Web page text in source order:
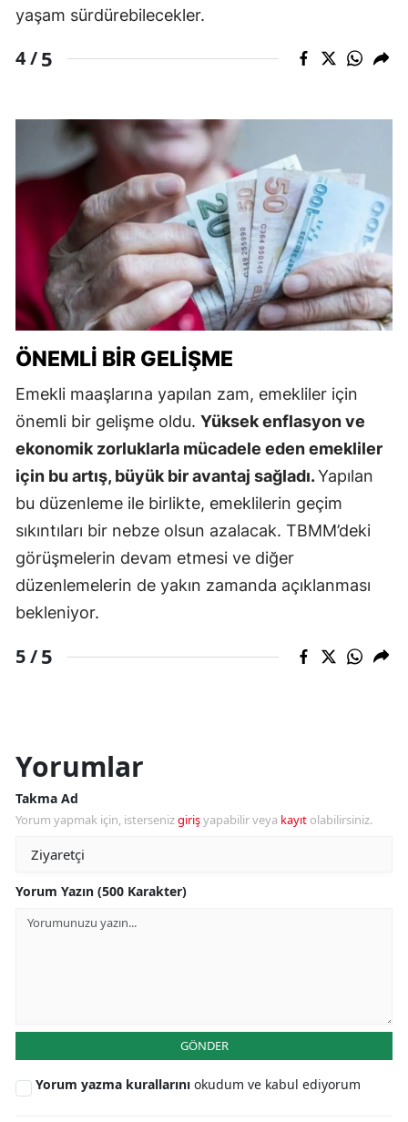
yaşam sürdürebilecekler.
4 /5
ÖNEMLİ BİR GELİŞME
Emekli maaşlarına yapılan zam, emekliler için
önemli bir gelişme oldu. Yüksek enflasyon ve
ekonomik zorluklarla mücadele eden emekliler
için bu artış, büyük bir avantaj sağladı.Yapılan
bu düzenleme ile birlikte, emeklilerin geçim
sıkıntıları bir nebze olsun azalacak. TBMM’deki
görüşmelerin devam etmesi ve diğer
düzenlemelerin de yakın zamanda açıklanması
bekleniyor.
5 /5
Yorumlar
Takma Ad
Yorum yapmak için, istersenizgirişyapabilir veya kayıt olabilirsiniz.
Yorum Yazın (500 Karakter)
GÖNDER
Yorum yazma kurallarını okudum ve kabul ediyorum